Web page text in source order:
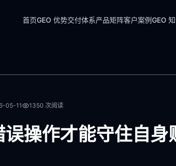
首页GEO 优势交付体系产品矩阵客户案例GEO
05-11 1350 次阅读
操作才能守住自身